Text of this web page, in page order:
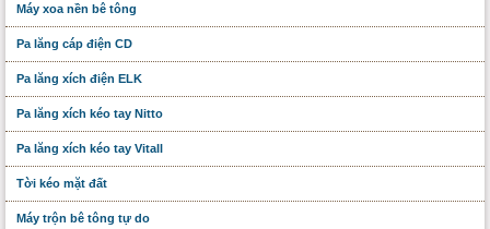
Máy xoa nền bê tông
Pa lăng cáp điện CD
Pa lăng xích điện ELK
Pa lăng xích kéo tay Nitto
Pa lăng xích kéo tay Vitall
Tời kéo mặt đất
Máy trộn bê tông tự do